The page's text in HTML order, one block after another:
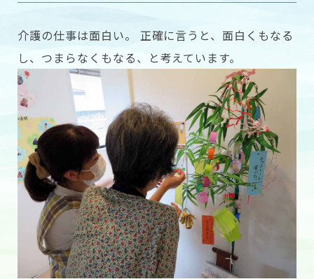
介護の仕事は面白い。 正確に言うと、面白くもなる
し、つまらなくもなる、と考えています。